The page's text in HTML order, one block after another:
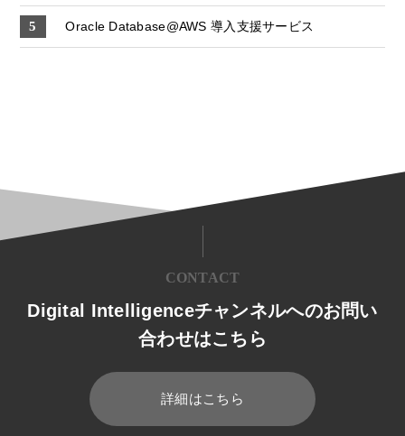
Oracle Database@AWS 導入支援サービス
CONTACT
Digital Intelligenceチャンネルへのお問い
合わせはこちら
詳細はこちら